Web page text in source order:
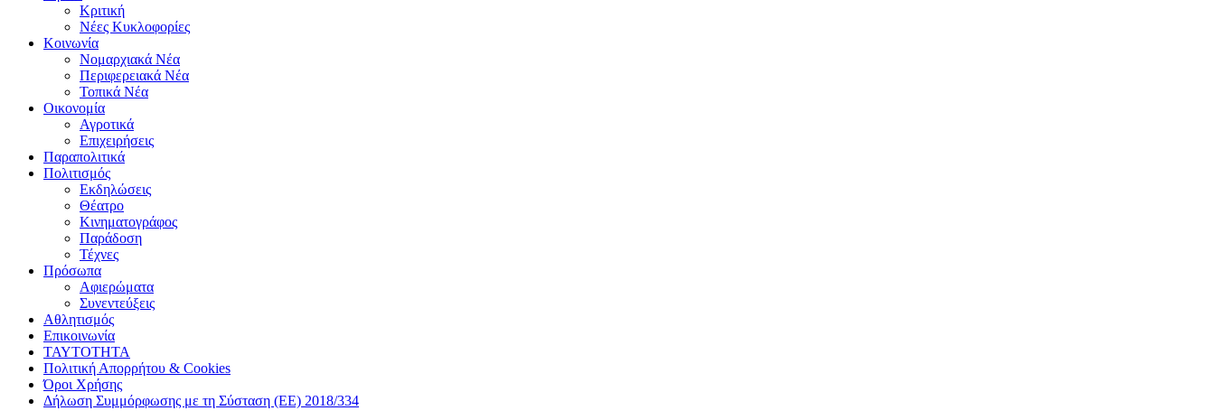
Κριτική
Νέες Κυκλοφορίες
Κοινωνία
Νομαρχιακά Νέα
Περιφερειακά Νέα
Τοπικά Νέα
Οικονομία
Αγροτικά
Επιχειρήσεις
Παραπολιτικά
Πολιτισμός
Εκδηλώσεις
Θέατρο
Κινηματογράφος
Παράδοση
Τέχνες
Πρόσωπα
Αφιερώματα
Συνεντεύξεις
Αθλητισμός
Επικοινωνία
ΤΑΥΤΟΤΗΤΑ
Πολιτική Απορρήτου & Cookies
Όροι Χρήσης
Δήλωση Συμμόρφωσης με τη Σύσταση (ΕΕ) 2018/334